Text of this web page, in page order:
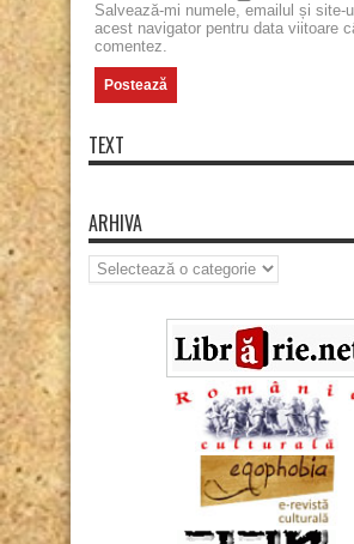
Salvează-mi numele, emailul și site-
acest navigator pentru data viitoare
comentez.
TEXT
ARHIVA
Arhiva